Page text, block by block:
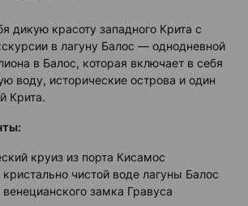
дикую красоту западного Крита с
в лагуну Балос — однодневной
в Балос, которая включает в себя
воду, исторические острова и один
Крита.
круиз из порта Кисамос
чистой воде лагуны Балос
замка Гравуса